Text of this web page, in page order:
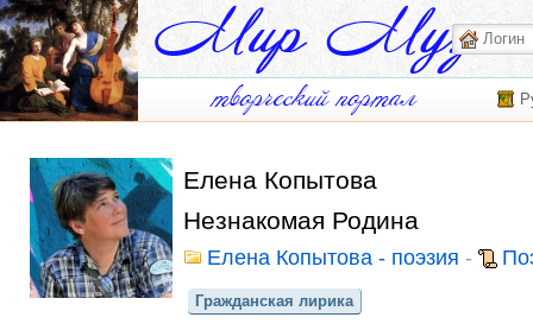
Елена Копытова
Незнакомая Родина
Елена Копытова - поэзия -
Гражданская лирика